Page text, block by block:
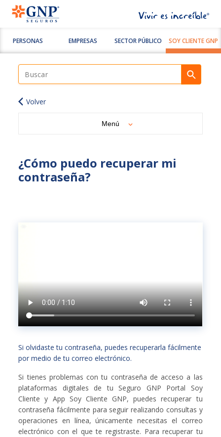
PERSONAS EMPRESAS SECTOR PÚBLICO SOY CLIENTE GNP
Volver
Menú
¿Cómo puedo recuperar mi
contraseña?
Si olvidaste tu contraseña, puedes recuperarla fácilmente
por medio de tu correo electrónico.
Si tienes problemas con tu contraseña de acceso a las
plataformas digitales de tu Seguro GNP Portal Soy
Cliente y App Soy Cliente GNP, puedes recuperar tu
contraseña fácilmente para seguir realizando consultas y
operaciones en línea, únicamente necesitas el correo
electrónico con el que te registraste. Para recuperar tu